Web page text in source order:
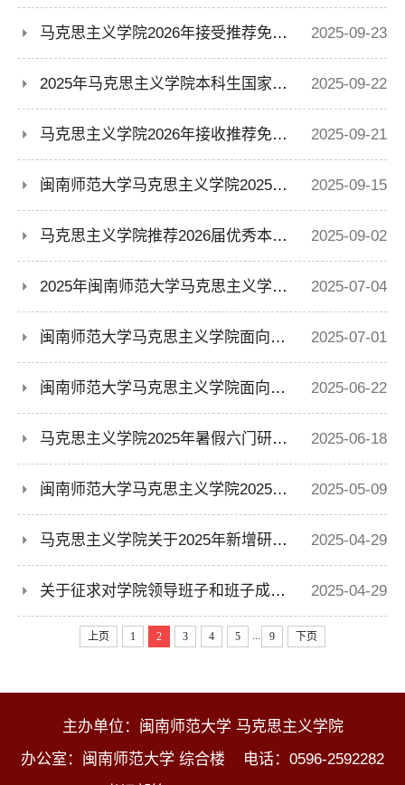
2025-09-23
马克思主义学院2026年接受推荐免试攻读硕士研究生工作方案
2025-09-22
2025年马克思主义学院本科生国家奖学金、国家励志奖学金评审方案
2025-09-21
马克思主义学院2026年接收推荐免试攻读硕士研究生工作方案
2025-09-15
闽南师范大学马克思主义学院2025-2026学年研究生“三助一辅”工作的通知
2025-09-02
马克思主义学院推荐2026届优秀本科生免试攻读硕士学位研究生工作实施细则
2025-07-04
2025年闽南师范大学马克思主义学院 科研助理拟聘人选公示
2025-07-01
闽南师范大学马克思主义学院面向2025届毕业生公开招聘科研助理资格审查公示
2025-06-22
闽南师范大学马克思主义学院面向2025届毕业生公开招聘科研助理招聘启事
2025-06-18
马克思主义学院2025年暑假六门研究生课程班开课工作办法
2025-05-09
闽南师范大学马克思主义学院2025届研究生培养情况审查公示
2025-04-29
马克思主义学院关于2025年新增研究生指导教师名单公示
2025-04-29
关于征求对学院领导班子和班子成员贯彻中央八项规定精神意见建议的公告
上页 1 2 3 4 5 ... 9 下页
主办单位：闽南师范大学 马克思主义学院
办公室：闽南师范大学 综合楼 电话：0596-2592282